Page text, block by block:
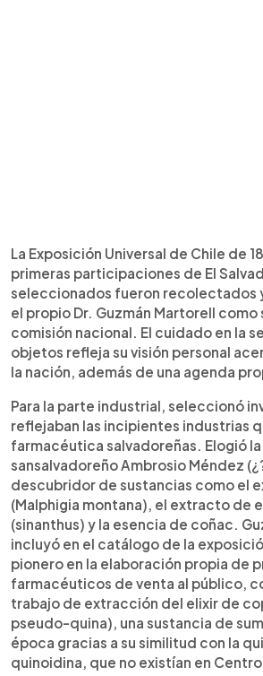
La Exposición Universal de Chile de
primeras participaciones de El
seleccionados fueron recolectados
el propio Dr. Guzmán Martorell
comisión nacional. El cuidado en la
objetos refleja su visión personal
la nación, además de una agenda
Para la parte industrial, seleccionó
reflejaban las incipientes industrias
farmacéutica salvadoreñas. Elogió
sansalvadoreño Ambrosio Méndez
descubridor de sustancias como el
(Malphigia montana), el extracto de
(sinanthus) y la esencia de coñac.
incluyó en el catálogo de la
pionero en la elaboración propia de
farmacéuticos de venta al público,
trabajo de extracción del elixir de
pseudo-quina), una sustancia de
época gracias a su similitud con la
quinoidina, que no existían en